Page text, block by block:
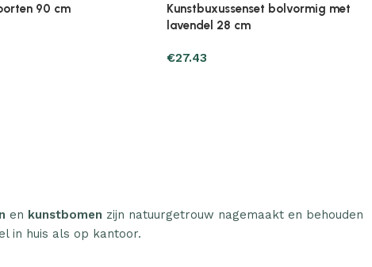
bruin
cm vurenhout
en kunstbomen zijn natuurgetrouw nagemaakt en behouden
in huis als op kantoor.